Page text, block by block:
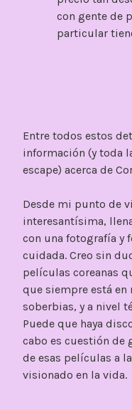
con gente de
particular
Entre todos estos
información (y toda
escape) acerca de
Desde mi punto de
interesantísima,
con una fotografía y
cuidada. Creo sin
películas coreanas
que siempre está en
soberbias, y a nivel
Puede que haya
cabo es cuestión de
de esas películas a
visionado en la vida.